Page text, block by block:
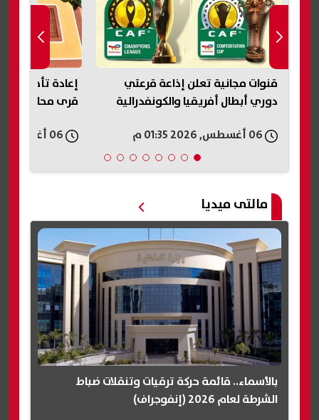
قنوات مجانية تعلن إذاعة قرعتي
دوري أبطال أفريقيا والكونفدرالية
قرى محافظة
مالتى ميديا
بالأسماء.. قائمة حركة ترقيات وتنقلات ضباط
الشرطة لعام 2026 (إنفوجراف)